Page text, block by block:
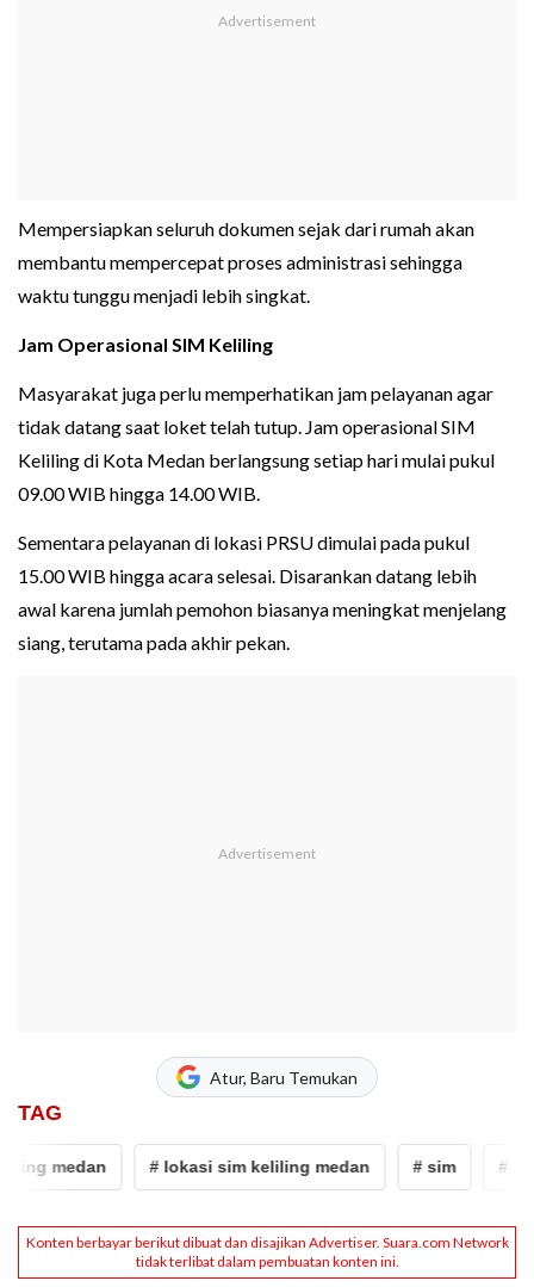
Mempersiapkan seluruh dokumen sejak dari rumah akan
membantu mempercepat proses administrasi sehingga
waktu tunggu menjadi lebih singkat.
Jam Operasional SIM Keliling
Masyarakat juga perlu memperhatikan jam pelayanan agar
tidak datang saat loket telah tutup. Jam operasional SIM
Keliling di Kota Medan berlangsung setiap hari mulai pukul
09.00 WIB hingga 14.00 WIB.
Sementara pelayanan di lokasi PRSU dimulai pada pukul
15.00 WIB hingga acara selesai. Disarankan datang lebih
awal karena jumlah pemohon biasanya meningkat menjelang
siang, terutama pada akhir pekan.
Atur, Baru Temukan
TAG
medan # lokasi sim keliling medan # sim # sim